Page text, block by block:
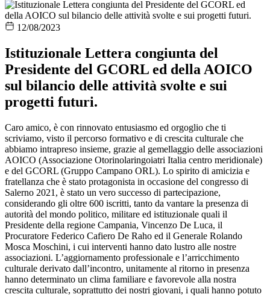
12/08/2023
Istituzionale Lettera congiunta del
Presidente del GCORL ed della AOICO
sul bilancio delle attività svolte e sui
progetti futuri.
Caro amico, è con rinnovato entusiasmo ed orgoglio che ti
scriviamo, visto il percorso formativo e di crescita culturale che
abbiamo intrapreso insieme, grazie al gemellaggio delle associazioni
AOICO (Associazione Otorinolaringoiatri Italia centro meridionale)
e del GCORL (Gruppo Campano ORL). Lo spirito di amicizia e
fratellanza che è stato protagonista in occasione del congresso di
Salerno 2021, è stato un vero successo di partecipazione,
considerando gli oltre 600 iscritti, tanto da vantare la presenza di
autorità del mondo politico, militare ed istituzionale quali il
Presidente della regione Campania, Vincenzo De Luca, il
Procuratore Federico Cafiero De Raho ed il Generale Rolando
Mosca Moschini, i cui interventi hanno dato lustro alle nostre
associazioni. L’aggiornamento professionale e l’arricchimento
culturale derivato dall’incontro, unitamente al ritorno in presenza
hanno determinato un clima familiare e favorevole alla nostra
crescita culturale, soprattutto dei nostri giovani, i quali hanno potuto